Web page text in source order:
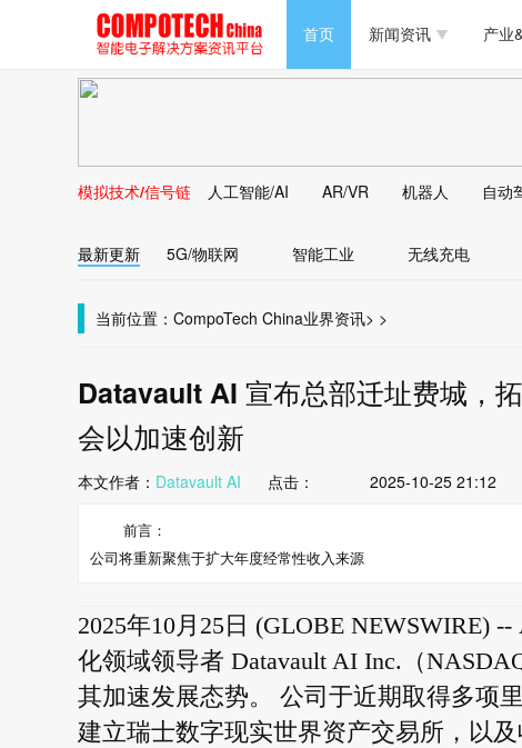
首页 新闻资讯
新能源
马达电机技术
大数据/云
产业
PC/周边
马达电机技术
大数据/云
模拟技术/信号链 人工智能/AI AR/VR 机器人 自动
最新更新 5G/物联网 智能工业 无线充电
当前位置： CompoTech China >
业界资讯 >
Datavault AI 宣布总部迁址费城，
会以加速创新
本文作者： Datavault AI 点击： 2025-10-25 21:12
前言：
公司将重新聚焦于扩大年度经常性收入来源
2025年10月25日 (GLOBE NEWSWIRE)
化领域领导者 Datavault AI Inc.（
其加速发展态势。 公司于近期取得多项
建立瑞士数字现实世界资产交易所，以